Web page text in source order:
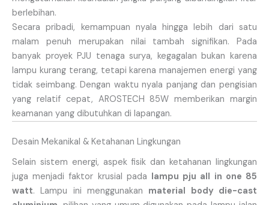
berlebihan.
Secara pribadi, kemampuan nyala hingga lebih dari satu
malam penuh merupakan nilai tambah signifikan. Pada
banyak proyek PJU tenaga surya, kegagalan bukan karena
lampu kurang terang, tetapi karena manajemen energi yang
tidak seimbang. Dengan waktu nyala panjang dan pengisian
yang relatif cepat, AROSTECH 85W memberikan margin
keamanan yang dibutuhkan di lapangan.
Desain Mekanikal & Ketahanan Lingkungan
Selain sistem energi, aspek fisik dan ketahanan lingkungan
juga menjadi faktor krusial pada lampu pju all in one 85
watt. Lampu ini menggunakan material body die-cast